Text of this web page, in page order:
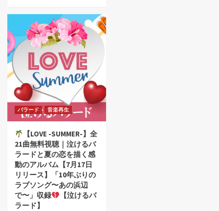
バラード 音楽再生
【LOVE -SUMMER-】全
21曲無料視聴｜泣けるバ
ラードと夏の恋を描く感
動のアルバム【7月17日
リリース】「10年ぶりの
ラブソング〜あの浜辺
で〜」収録
【泣けるバ
ラード】